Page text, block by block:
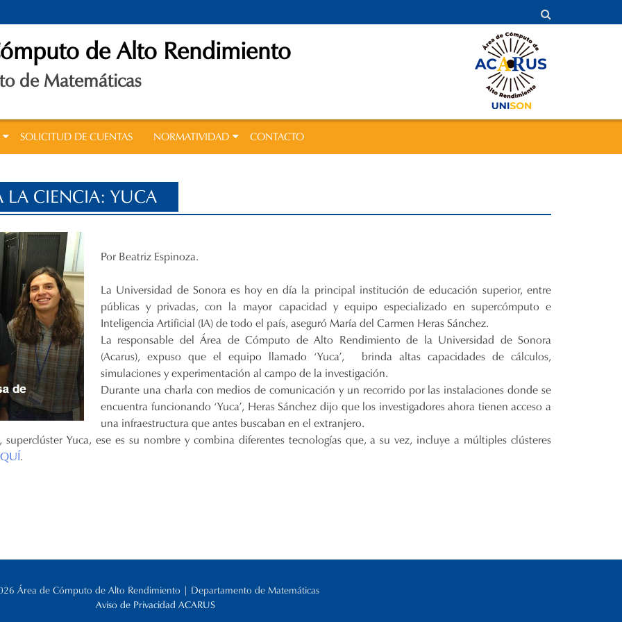
de Alto Rendimiento
de Matemáticas
SOLICITUD DE CUENTAS NORMATIVIDAD CONTACTO
LA CIENCIA: YUCA
Por Beatriz Espinoza.
La Universidad de Sonora es hoy en día la principal institución de educación superior, entre
públicas y privadas, con la mayor capacidad y equipo especializado en supercómputo e
Inteligencia Artificial (IA) de todo el país, aseguró María del Carmen Heras Sánchez.
La responsable del Área de Cómputo de Alto Rendimiento de la Universidad de Sonora
(Acarus), expuso que el equipo llamado ‘Yuca’, brinda altas capacidades de cálculos,
simulaciones y experimentación al campo de la investigación.
Durante una charla con medios de comunicación y un recorrido por las instalaciones donde se
encuentra funcionando ‘Yuca’, Heras Sánchez dijo que los investigadores ahora tienen acceso a
una infraestructura que antes buscaban en el extranjero.
Yuca, ese es su nombre y combina diferentes tecnologías que, a su vez, incluye a múltiples clústeres
.
Área de Cómputo de Alto Rendimiento | Departamento de Matemáticas
Aviso de Privacidad ACARUS